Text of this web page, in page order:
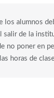
los alumnos
salir de la
no poner en
horas de